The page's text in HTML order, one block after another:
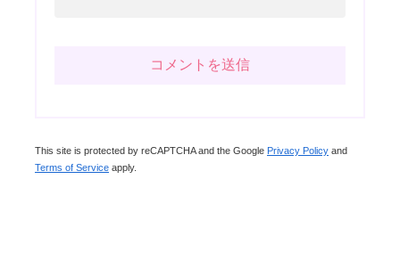
This site is protected by reCAPTCHA and the Google Privacy Policy and
Terms of Service apply.